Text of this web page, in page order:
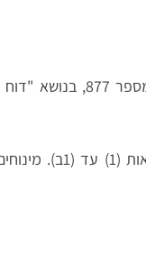
כהגדרתה בסעיף 15 להוראת הדיווח
כהגדרתו בסעיף 16א(א) לחוק מיסוי